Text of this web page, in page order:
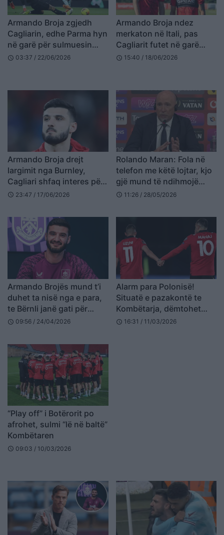
Armando Broja zgjedh
Cagliarin, edhe Parma hyn
në garë për sulmuesin
shqiptar
schedule 03:37 / 22/06/2026
Armando Broja ndez
merkaton në Itali, pas
Cagliarit futet në garë
edhe Udinese për
schedule 15:40 / 18/06/2026
Armando Broja drejt
largimit nga Burnley,
Cagliari shfaq interes për
sulmuesin e Kombëtares
schedule 23:47 / 17/06/2026
Rolando Maran: Fola në
telefon me këtë lojtar, kjo
gjë mund të ndihmojë
Armando Brojën…
schedule 11:26 / 28/05/2026
Armando Brojës mund t’i
duhet ta nisë nga e para,
te Bërnli janë gati për
vendimin drastik
schedule 09:56 / 24/04/2026
Alarm para Polonisë!
Situatë e pazakontë te
Kombëtarja, dëmtohet
edhe qendërsulmuesi i
schedule 16:31 / 11/03/2026
“Play off” i Botërorit po
afrohet, sulmi “lë në baltë”
Kombëtaren
schedule 09:03 / 10/03/2026